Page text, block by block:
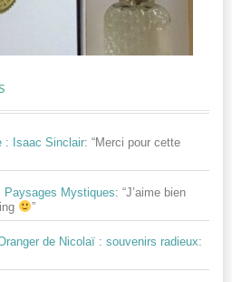
: Isaac Sinclair: “Merci pour cette
Paysages Mystiques: “J’aime bien
”
de Nicolaï : souvenirs radieux: